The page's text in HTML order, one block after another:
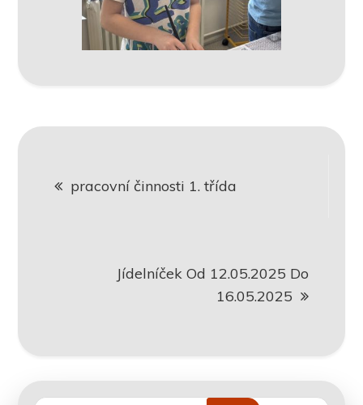
propracovní činnosti 1. třída
Jídelníček Od 12.05.2025 Do
16.05.2025